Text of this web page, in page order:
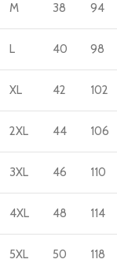
M 38 94
L 40 98
XL 42 102
2XL 44 106
3XL 46 110
4XL 48 114
5XL 50 118